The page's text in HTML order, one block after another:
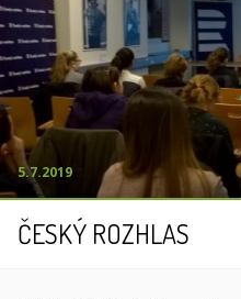
5.7.2019
ČESKÝ ROZHLAS